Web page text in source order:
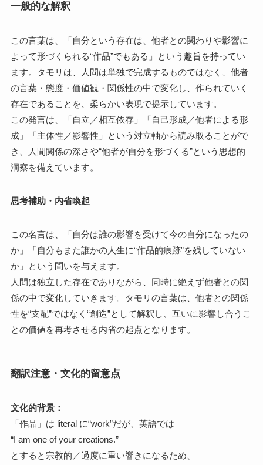
一般的な解釈
この言葉は、「自分という存在は、他者との関わりや影響に
よって形づくられる“作品”でもある」という趣旨を持ってい
ます。タモリは、人間は単独で完成するものではなく、他者
の言葉・態度・価値観・関係性の中で変化し、作られていく
存在であることを、柔らかい表現で提示しています。
この発言は、「自立／相互依存」「自己形成／他者による形
成」「主体性／影響性」という対立軸から読み取ることがで
き、人間関係の深さや“他者が自分を形づくる”という思想的
洞察を備えています。
思考補助・内省喚起
この名言は、「自分は誰の影響を受けて今の自分になったの
か」「自分もまた誰かの人生に“作品的痕跡”を残していない
か」という問いを与えます。
人間は独立した存在でありながら、同時に絶えず他者との関
係の中で変化していきます。タモリの言葉は、他者との関係
性を“支配”ではなく“創造”として解釈し、互いに影響し合うこ
との価値を再考させる内省の起点となります。
翻訳注意・文化的留意点
文化的背景：
「作品」は literal に“work”だが、英語では
“I am one of your creations.”
とすると宗教的／過度に重い響きになるため、